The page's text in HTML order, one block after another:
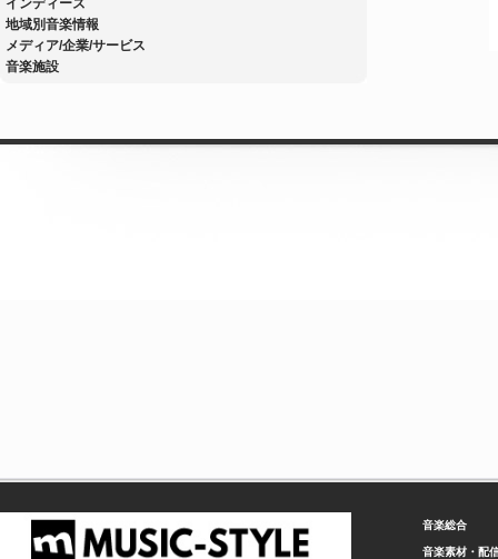
インディーズ
地域別音楽情報
メディア/企業/サービス
音楽施設
音楽総合
音楽素材・配